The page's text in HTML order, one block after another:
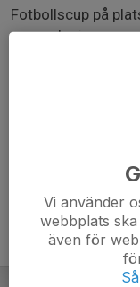
Fotbollscup på
om parkeringar.
Vi använder
webbplats
även för